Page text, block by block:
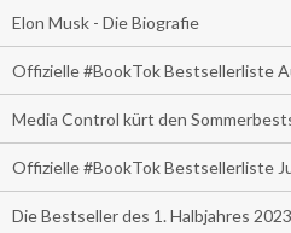
Elon Musk - Die Biografie
Offizielle #BookTok Bestsellerliste
Media Control kürt den
Offizielle #BookTok Bestsellerliste
Die Bestseller des 1. Halbjahres